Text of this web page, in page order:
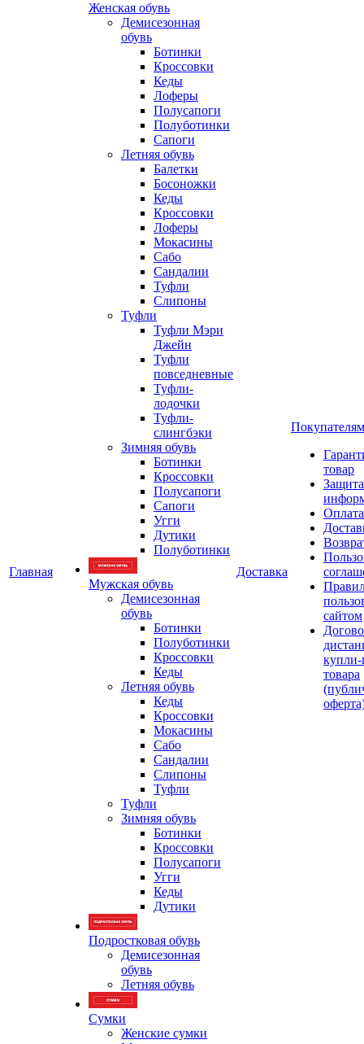
Главная
Женская обувь
Демисезонная
обувь
Ботинки
Кроссовки
Кеды
Лоферы
Полусапоги
Полуботинки
Сапоги
Летняя обувь
Балетки
Босоножки
Кеды
Кроссовки
Лоферы
Мокасины
Сабо
Сандалии
Туфли
Слипоны
Туфли
Туфли Мэри
Джейн
Туфли
повседневные
Туфли-
лодочки
Туфли-
слингбэки
Зимняя обувь
Ботинки
Кроссовки
Полусапоги
Сапоги
Угги
Дутики
Полуботинки
Мужская обувь
Демисезонная
обувь
Ботинки
Полуботинки
Кроссовки
Кеды
Летняя обувь
Кеды
Кроссовки
Мокасины
Сабо
Сандалии
Слипоны
Туфли
Туфли
Зимняя обувь
Ботинки
Кроссовки
Полусапоги
Угги
Кеды
Дутики
Подростковая обувь
Демисезонная
обувь
Летняя обувь
Сумки
Женские сумки
Доставка
Покупателям
товар
Защита
Оплата
сайтом
товара